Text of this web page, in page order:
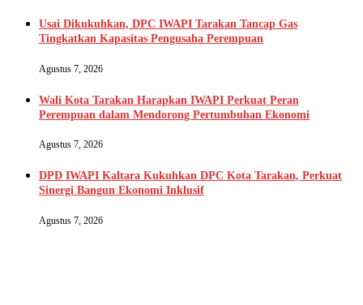
Usai Dikukuhkan, DPC IWAPI Tarakan Tancap Gas
Tingkatkan Kapasitas Pengusaha Perempuan
Agustus 7, 2026
Wali Kota Tarakan Harapkan IWAPI Perkuat Peran
Perempuan dalam Mendorong Pertumbuhan Ekonomi
Agustus 7, 2026
DPD IWAPI Kaltara Kukuhkan DPC Kota Tarakan, Perkuat
Sinergi Bangun Ekonomi Inklusif
Agustus 7, 2026